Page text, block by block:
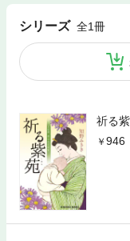
シリーズ 全1冊
祈る
946